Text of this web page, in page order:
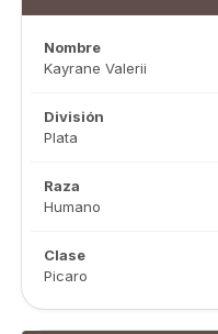
Nombre
Kayrane Valerii
División
Plata
Raza
Humano
Clase
Picaro